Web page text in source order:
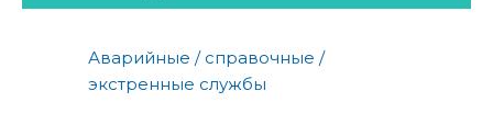
Аварийные / справочные /
экстренные службы